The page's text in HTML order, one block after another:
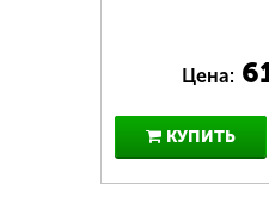
Цена:
КУПИТЬ